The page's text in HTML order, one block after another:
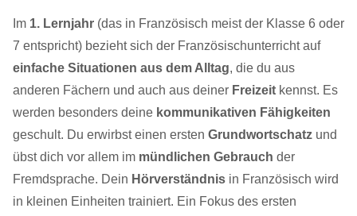
Im 1. Lernjahr (das in Französisch meist der Klasse 6 oder
7 entspricht) bezieht sich der Französischunterricht auf
einfache Situationen aus dem Alltag, die du aus
anderen Fächern und auch aus deiner Freizeit kennst. Es
werden besonders deine kommunikativen Fähigkeiten
geschult. Du erwirbst einen ersten Grundwortschatz und
übst dich vor allem im mündlichen Gebrauch der
Fremdsprache. Dein Hörverständnis in Französisch wird
in kleinen Einheiten trainiert. Ein Fokus des ersten